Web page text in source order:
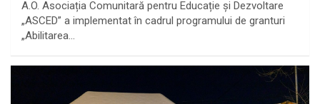
A.O. Asociația Comunitară pentru Educație și Dezvoltare
„ASCED” a implementat în cadrul programului de granturi
„Abilitarea…